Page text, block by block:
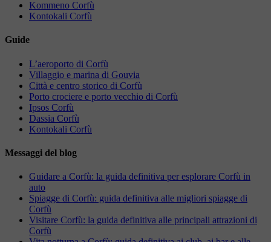
Kommeno Corfù
Kontokali Corfù
Guide
L’aeroporto di Corfù
Villaggio e marina di Gouvia
Città e centro storico di Corfù
Porto crociere e porto vecchio di Corfù
Ipsos Corfù
Dassia Corfù
Kontokali Corfù
Messaggi del blog
Guidare a Corfù: la guida definitiva per esplorare Corfù in
auto
Spiagge di Corfù: guida definitiva alle migliori spiagge di
Corfù
Visitare Corfù: la guida definitiva alle principali attrazioni di
Corfù